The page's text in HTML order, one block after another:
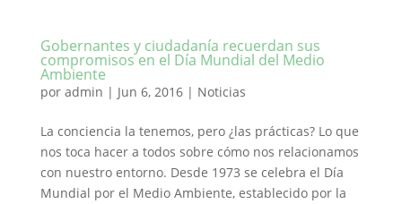
Gobernantes y ciudadanía recuerdan sus
compromisos en el Día Mundial del Medio
Ambiente
por admin | Jun 6, 2016| Noticias
La conciencia la tenemos, pero ¿las prácticas? Lo que
nos toca hacer a todos sobre cómo nos relacionamos
con nuestro entorno. Desde 1973 se celebra el Día
Mundial por el Medio Ambiente, establecido por la